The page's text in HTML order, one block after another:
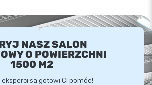
NASZ SALON
O POWIERZCHNI
1500 M2
eksperci są gotowi Ci pomóc!